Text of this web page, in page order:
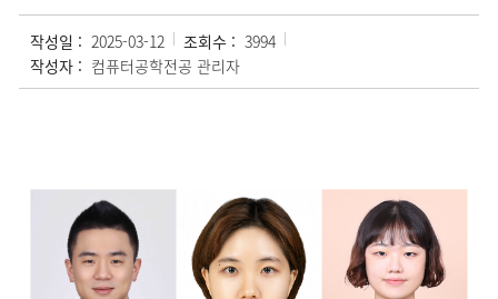
작성일 : 2025-03-12 조회수 : 3994
작성자 : 컴퓨터공학전공 관리자